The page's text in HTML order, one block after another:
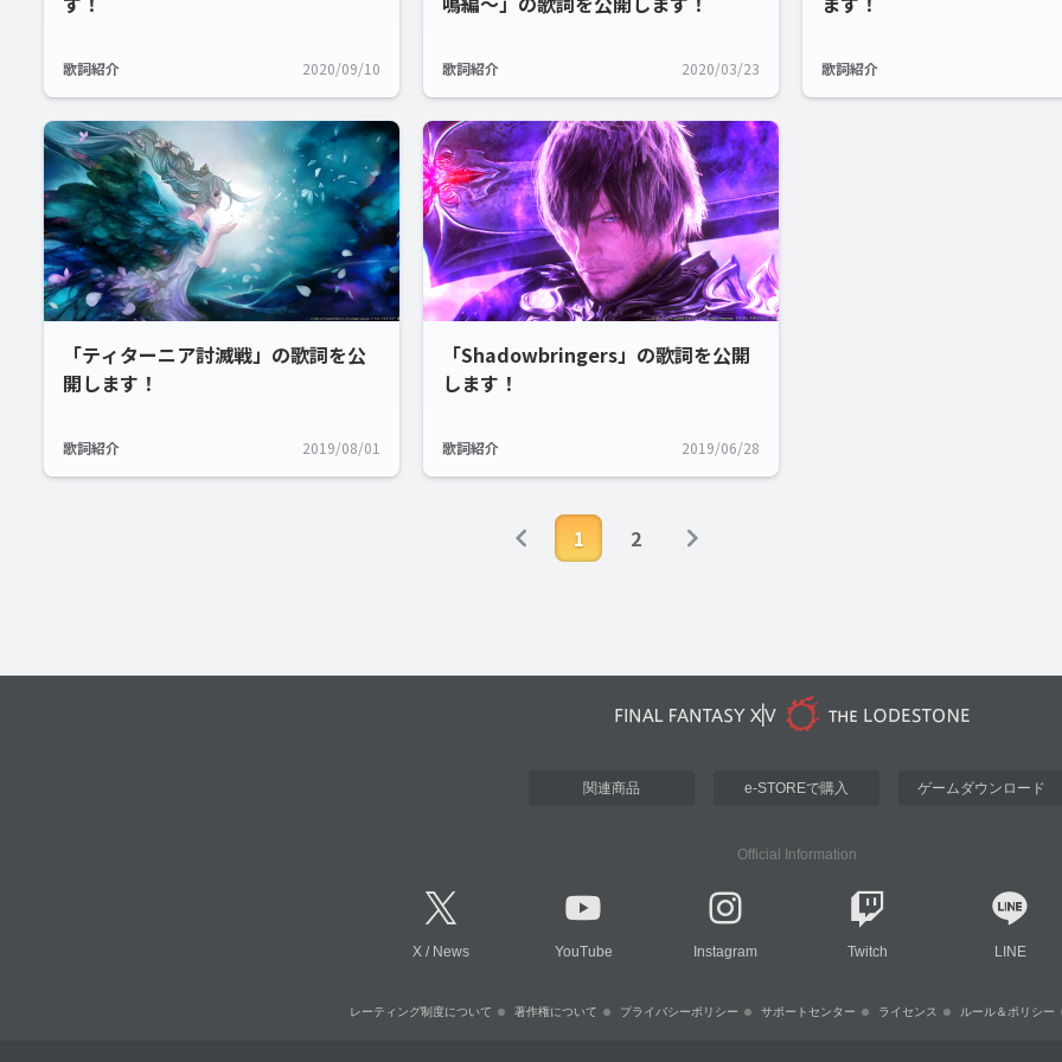
歌詞紹介 2020/09/10 歌詞紹介 2020/03/23 歌詞紹介
「ティターニア討滅戦」の歌詞を公
開します！
歌詞紹介 2019/08/01
「Shadowbringers」の歌詞を公開
します！
歌詞紹介 2019/06/28
1 2
関連商品 e-STOREで購入 ゲームダウンロード
Official Information
X / News YouTube Instagram Twitch LINE
レーティング制度について 著作権について プライバシーポリシー サポートセンター ライセンス ルール＆ポリシー